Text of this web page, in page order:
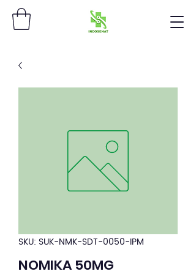
SKU: SUK-NMK-SDT-0050-IPM
NOMIKA 50MG